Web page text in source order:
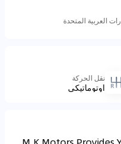
العربية المتحدة
نقل الحركة
اوتوماتيكي